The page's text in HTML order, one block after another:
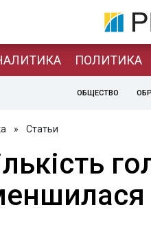
ПОЛИТИКА
ОБЩЕСТВО
» Статьи